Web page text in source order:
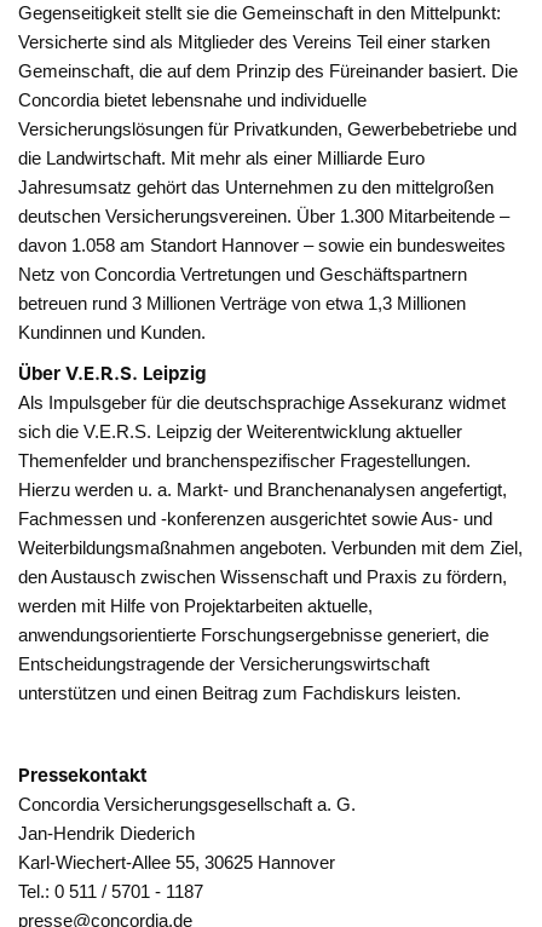
Gegenseitigkeit stellt sie die Gemeinschaft in den Mittelpunkt:
Versicherte sind als Mitglieder des Vereins Teil einer starken
Gemeinschaft, die auf dem Prinzip des Füreinander basiert. Die
Concordia bietet lebensnahe und individuelle
Versicherungslösungen für Privatkunden, Gewerbebetriebe und
die Landwirtschaft. Mit mehr als einer Milliarde Euro
Jahresumsatz gehört das Unternehmen zu den mittelgroßen
deutschen Versicherungsvereinen. Über 1.300 Mitarbeitende –
davon 1.058 am Standort Hannover – sowie ein bundesweites
Netz von Concordia Vertretungen und Geschäftspartnern
betreuen rund 3 Millionen Verträge von etwa 1,3 Millionen
Kundinnen und Kunden.
Über V.E.R.S. Leipzig
Als Impulsgeber für die deutschsprachige Assekuranz widmet
sich die V.E.R.S. Leipzig der Weiterentwicklung aktueller
Themenfelder und branchenspezifischer Fragestellungen.
Hierzu werden u. a. Markt- und Branchenanalysen angefertigt,
Fachmessen und -konferenzen ausgerichtet sowie Aus- und
Weiterbildungsmaßnahmen angeboten. Verbunden mit dem Ziel,
den Austausch zwischen Wissenschaft und Praxis zu fördern,
werden mit Hilfe von Projektarbeiten aktuelle,
anwendungsorientierte Forschungsergebnisse generiert, die
Entscheidungstragende der Versicherungswirtschaft
unterstützen und einen Beitrag zum Fachdiskurs leisten.
Pressekontakt
Concordia Versicherungsgesellschaft a. G.
Jan-Hendrik Diederich
Karl-Wiechert-Allee 55, 30625 Hannover
Tel.: 0 511 / 5701 - 1187
presse@concordia.de